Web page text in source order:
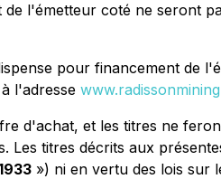
l'émetteur coté ne seront
pour financement de
l'adresse
d'achat, et les titres ne
titres décrits aux
») ni en vertu des lois sur